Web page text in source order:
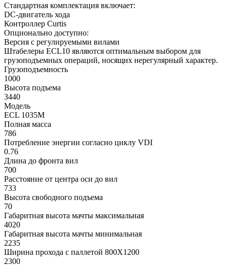
Cтандартная комплектация включает:
DC-двигатель хода
Контроллер Curtis
Опционально доступно:
Версия с регулируемыми вилами
Штабелеры ECL10 являются оптимальным выбором для
грузоподъемных операций, носящих нерегулярный характер.
Грузоподъемность
1000
Высота подъема
3440
Модель
ECL 1035M
Полная масса
786
Потребление энергии согласно циклу VDI
0.76
Длина до фронта вил
700
Расстояние от центра оси до вил
733
Высота свободного подъема
70
Габаритная высота мачты максимальная
4020
Габаритная высота мачты минимальная
2235
Ширина прохода с паллетой 800X1200
2300